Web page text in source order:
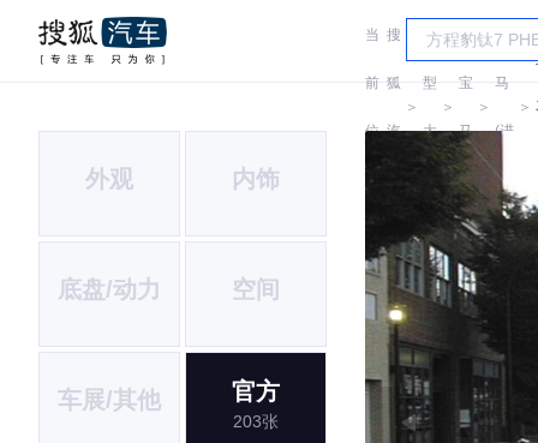
当
前
位
置:
搜
狐
汽
＞
车
型
大
＞
宝
马
＞
宝
马
(进
口)
＞
外观 内饰
底盘/动力 空间
车展/其他 官方
203张